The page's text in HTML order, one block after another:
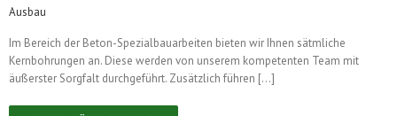
Ausbau
Im Bereich der Beton-Spezialbauarbeiten bieten wir Ihnen sätmliche
Kernbohrungen an. Diese werden von unserem kompetenten Team mit
äußerster Sorgfalt durchgeführt. Zusätzlich führen […]